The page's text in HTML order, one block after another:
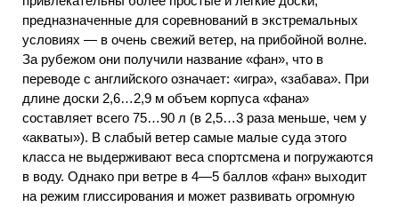
предназначенные для соревнований в экстремальных
условиях — в очень свежий ветер, на прибойной волне.
За рубежом они получили название «фан», что в
переводе с английского означает: «игра», «забава». При
длине доски 2,6…2,9 м объем корпуса «фана»
составляет всего 75…90 л (в 2,5…3 раза меньше, чем у
«акваты»). В слабый ветер самые малые суда этого
класса не выдерживают веса спортсмена и погружаются
в воду. Однако при ветре в 4—5 баллов «фан» выходит
на режим глиссирования и может развивать огромную